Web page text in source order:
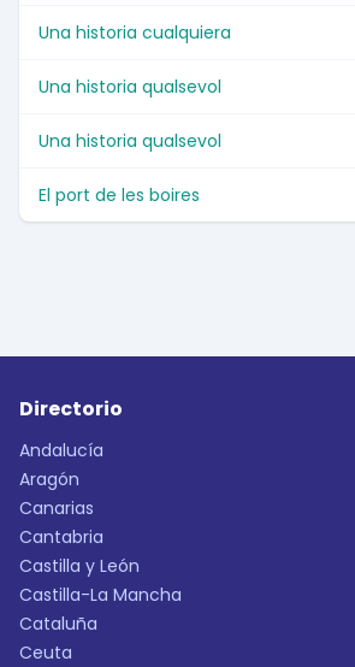
Una historia cualquiera
Una historia qualsevol
Una historia qualsevol
El port de les boires
Directorio
Andalucía
Aragón
Canarias
Cantabria
Castilla y León
Castilla-La Mancha
Cataluña
Ceuta